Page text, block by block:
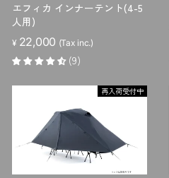
エフィカ インナーテント(4-5
人用)
¥ 22,000 (Tax inc.)
(9)
再入荷受付中